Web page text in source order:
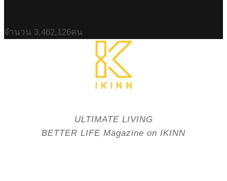
จำนวน 3,462,126คน
ULTIMATE LIVING
BETTER LIFE Magazine on IKINN